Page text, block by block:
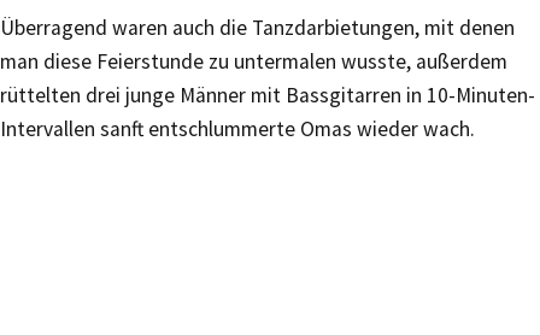
Überragend waren auch die Tanzdarbietungen, mit denen
man diese Feierstunde zu untermalen wusste, außerdem
rüttelten drei junge Männer mit Bassgitarren in 10-Minuten-
Intervallen sanft entschlummerte Omas wieder wach.